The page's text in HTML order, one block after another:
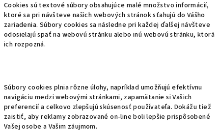
Cookies sú textové súbory obsahujúce malé množstvo informácií,
ktoré sa pri návšteve našich webových stránok sťahujú do Vášho
zariadenia. Súbory cookies sa následne pri každej ďalšej návšteve
odosielajú späť na webovú stránku alebo inú webovú stránku, ktorá
ich rozpozná.
Súbory cookies plnia rôzne úlohy, napríklad umožňujú efektívnu
navigáciu medzi webovými stránkami, zapamätanie si Vašich
preferencií a celkovo zlepšujú skúsenosť používateľa. Dokážu tiež
zaistiť, aby reklamy zobrazované on-line boli lepšie prispôsobené
Vašej osobe a Vašim záujmom.